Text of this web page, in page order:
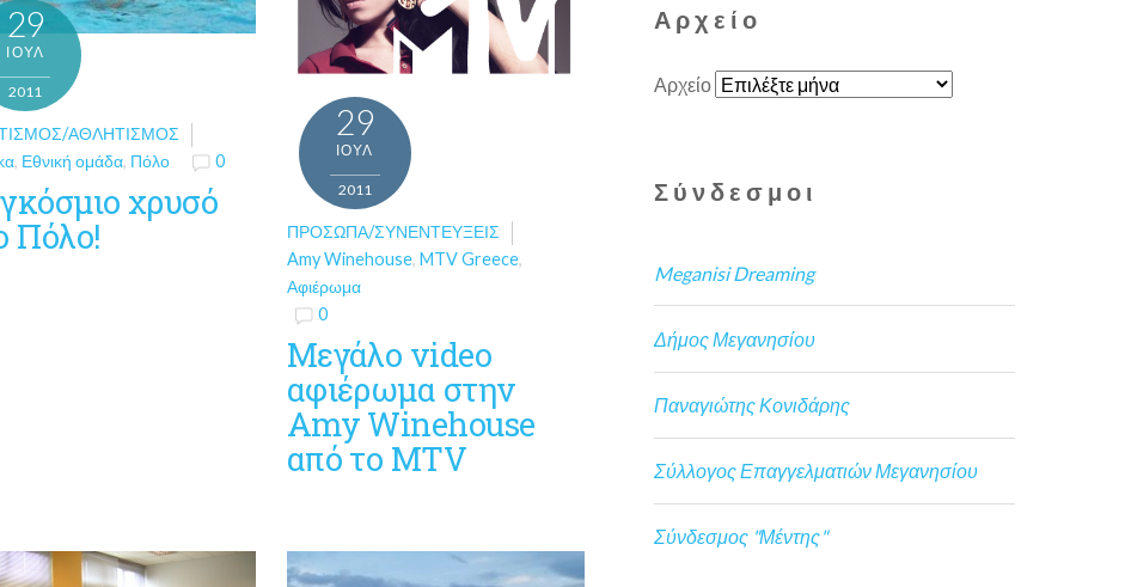
29
ΙΟΎΛ
2011
ΑΘΛΗΤΙΣΜΌΣ
, Εθνική ομάδα, Πόλο 0
χρυσό
Πόλο!
29
ΙΟΎΛ
2011
ΠΡΌΣΩΠΑ/ΣΥΝΕΝΤΕΎΞΕΙΣ
Amy Winehouse, MTV Greece,
Αφιέρωμα
0
Μεγάλο video
αφιέρωμα στην
Amy Winehouse
από το MTV
Αρχείο
Αρχείο
Σύνδεσμοι
Meganisi Dreaming
Δήμος Μεγανησίου
Παναγιώτης Κονιδάρης
Σύλλογος Επαγγελματιών Μεγανησίου
Σύνδεσμος "Μέντης"